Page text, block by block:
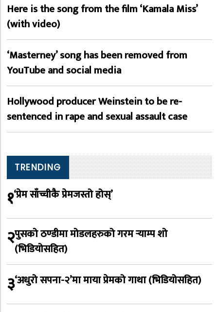
Here is the song from the film ‘Kamala Miss’
(with video)
‘Masterney’ song has been removed from
YouTube and social media
Hollywood producer Weinstein to be re-
sentenced in rape and sexual assault case
TRENDING
१‘प्रेम साँच्चीकै प्रेमजस्तो होस्’
२पुसको ठण्डीमा मोडलहरुको गरम र्‍याम्प शो
(भिडियोसहित)
३‘अधुरो सपना-२’मा माया प्रेमको गाथा (भिडियोसहित)